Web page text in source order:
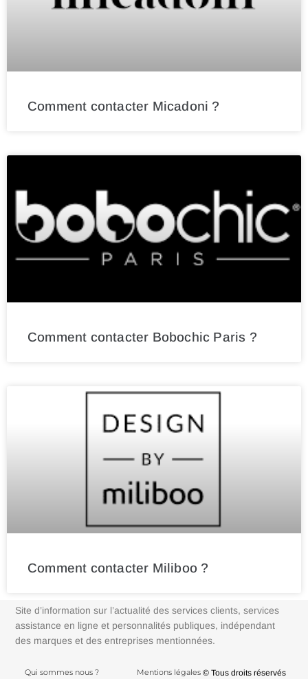
Comment contacter Micadoni ?
Comment contacter Bobochic Paris ?
Comment contacter Miliboo ?
Site d’information sur l’actualité des services clients, services
assistance en ligne et personnalités publiques, indépendant
des marques et des entreprises mentionnées.
Qui sommes nous ? Mentions légales © Tous droits réservés